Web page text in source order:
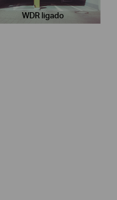
WDR ligado